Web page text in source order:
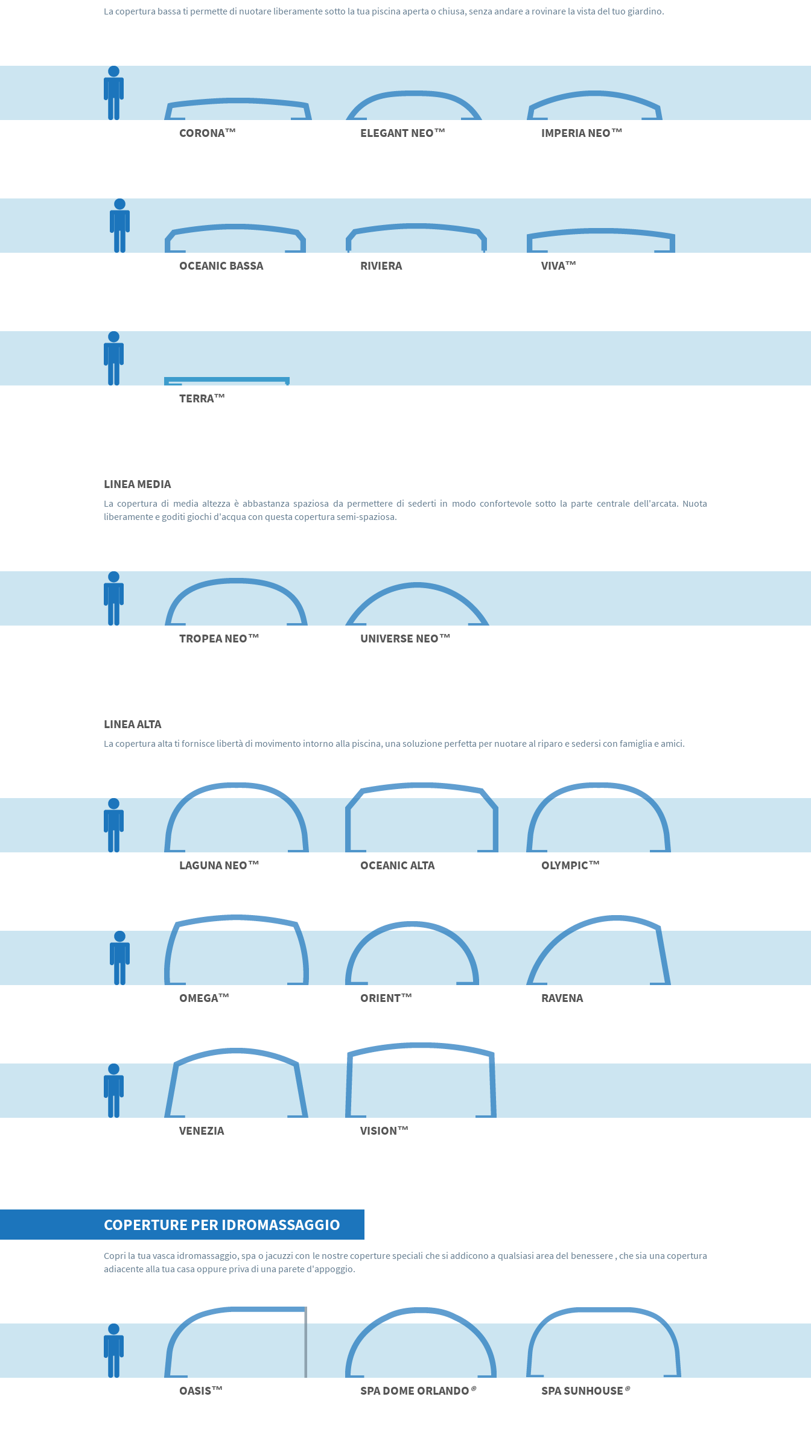
La copertura bassa ti permette di nuotare liberamente sotto la tua piscina aperta o chiusa, senza andare a rovinare la vista del tuo giardino.
CORONA™ ELEGANT NEO™ IMPERIANEO™
OCEANIC BASSA RIVIERA VIVA™
TERRA™
LINEA MEDIA
La copertura di media altezza è abbastanza spaziosa da permettere di sederti in modo confortevole sotto la parte centrale dell'arcata. Nuota
liberamente e goditi giochi d'acqua con questa copertura semi-spaziosa.
TROPEANEO™ UNIVERSE NEO™
LINEA ALTA
La copertura alta ti fornisce libertà di movimento intorno alla piscina, una soluzione perfetta per nuotare al riparo e sedersi con famiglia e amici.
LAGUNANEO™ OCEANIC ALTA OLYMPIC™
OMEGA™ ORIENT™ RAVENA
VENEZIA VISION™
COPERTURE PER IDROMASSAGGIO
Copri la tua vasca idromassaggio, spa o jacuzzi con le nostre coperture speciali che si addicono a qualsiasi area del benessere , che sia una copertura
adiacente alla tua casa oppure priva di una parete d'appoggio.
OASIS™ SPADOME ORLANDO® SPASUNHOUSE®